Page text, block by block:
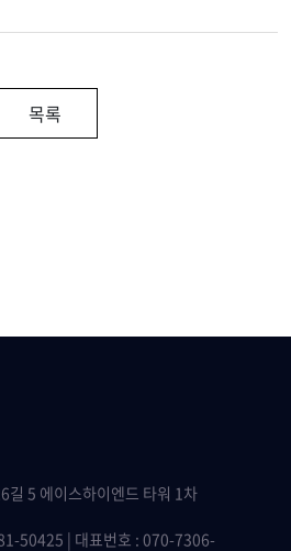
목록
길 5 에이스하이엔드 타워 1차
50425 | 대표번호 : 070-7306-